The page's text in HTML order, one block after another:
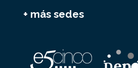
+ más sedes